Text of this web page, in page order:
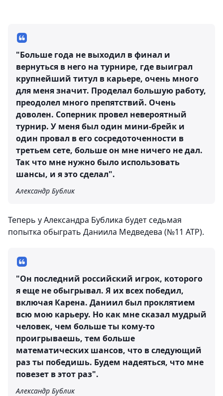
"Больше года не выходил в финал и
вернуться в него на турнире, где выиграл
крупнейший титул в карьере, очень много
для меня значит. Проделал большую работу,
преодолел много препятствий. Очень
доволен. Соперник провел невероятный
турнир. У меня был один мини-брейк и
один провал в его сосредоточенности в
третьем сете, больше он мне ничего не дал.
Так что мне нужно было использовать
шансы, и я это сделал".
Александр Бублик
Теперь у Александра Бублика будет седьмая
попытка обыграть Даниила Медведева (№11 ATP).
"Он последний российский игрок, которого
я еще не обыгрывал. Я их всех победил,
включая Карена. Даниил был проклятием
всю мою карьеру. Но как мне сказал мудрый
человек, чем больше ты кому-то
проигрываешь, тем больше
математических шансов, что в следующий
раз ты победишь. Будем надеяться, что мне
повезет в этот раз".
Александр Бублик